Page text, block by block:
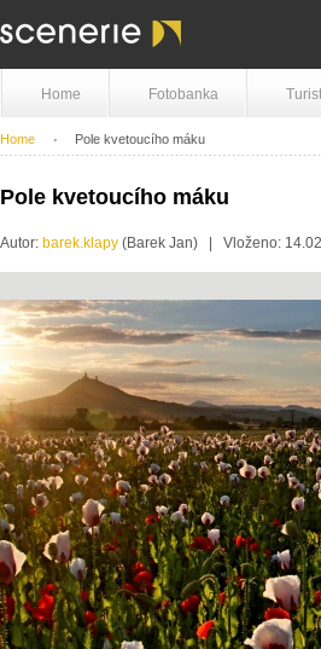
Home Fotobanka
Home Pole kvetoucího máku
Pole kvetoucího máku
Autor: barek.klapy (Barek Jan) | Vloženo: